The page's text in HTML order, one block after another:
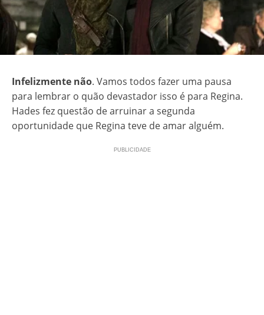
Infelizmente não. Vamos todos fazer uma pausa
para lembrar o quão devastador isso é para Regina.
Hades fez questão de arruinar a segunda
oportunidade que Regina teve de amar alguém.